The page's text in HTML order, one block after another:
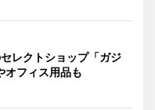
レクトショップ「ガジ
フィス用品も